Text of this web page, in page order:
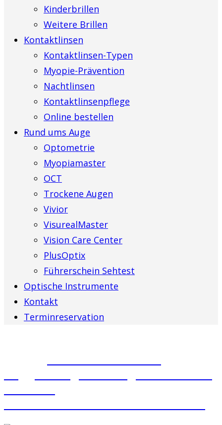
Kinderbrillen
Weitere Brillen
Kontaktlinsen
Kontaktlinsen-Typen
Myopie-Prävention
Nachtlinsen
Kontaktlinsenpflege
Online bestellen
Rund ums Auge
Optometrie
Myopiamaster
OCT
Trockene Augen
Vivior
VisurealMaster
Vision Care Center
PlusOptix
Führerschein Sehtest
Optische Instrumente
Kontakt
Terminreservation